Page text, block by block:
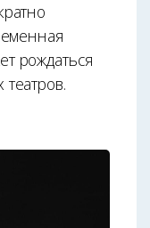
рождаться